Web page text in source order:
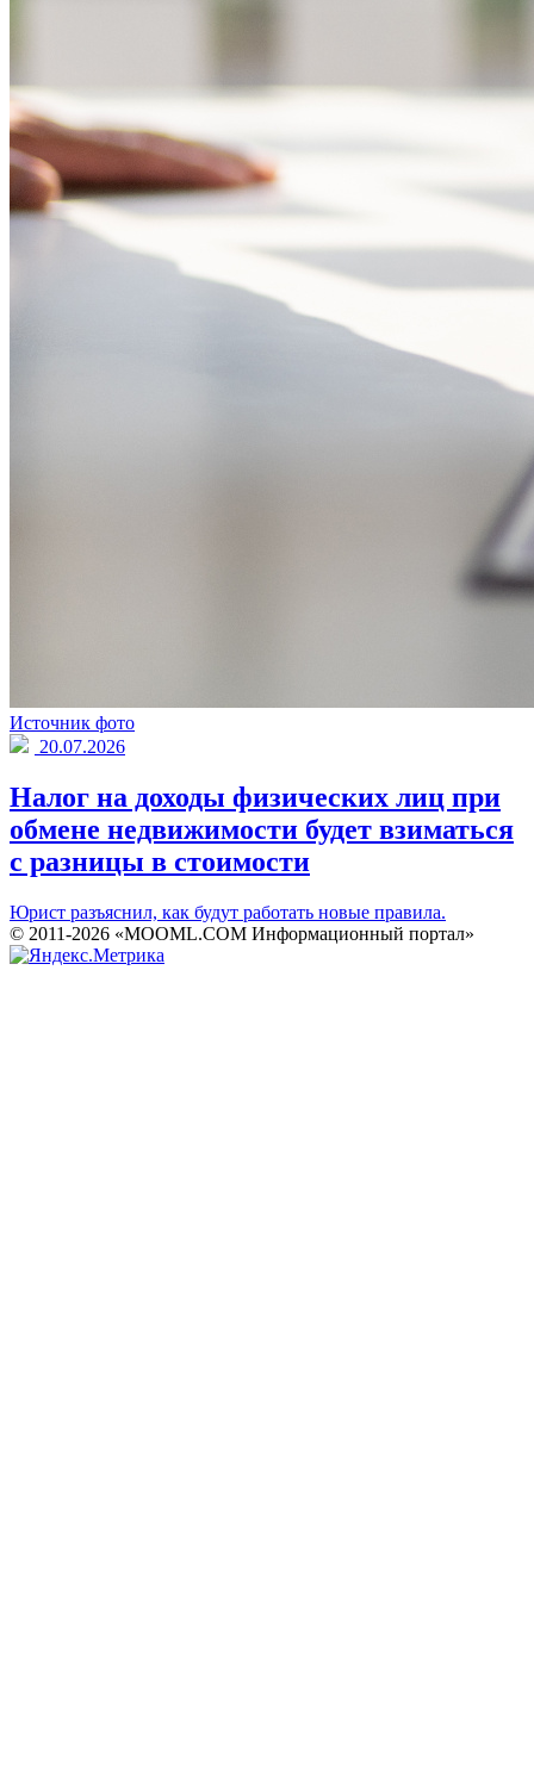
Источник фото
20.07.2026
Налог на доходы физических лиц при
обмене недвижимости будет взиматься
с разницы в стоимости
Юрист разъяснил, как будут работать новые правила.
© 2011-2026 «MOOML.COM Информационный портал»